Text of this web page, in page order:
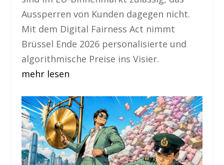
Aussperren von Kunden dagegen nicht.
Mit dem Digital Fairness Act nimmt
Brüssel Ende 2026 personalisierte und
algorithmische Preise ins Visier.
mehr lesen